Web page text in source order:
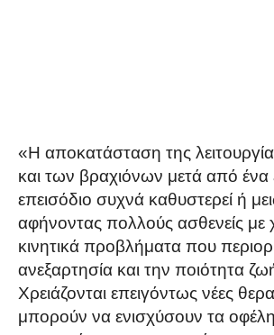
«Η αποκατάσταση της
και των βραχιόνων μετά από ένα
επεισόδιο συχνά καθυστερεί ή
αφήνοντας πολλούς ασθενείς με
κινητικά προβλήματα που
ανεξαρτησία και την ποιότητα
Χρειάζονται επειγόντως νέες
μπορούν να ενισχύσουν τα